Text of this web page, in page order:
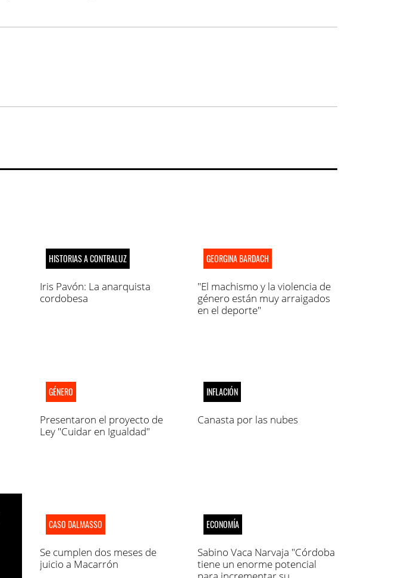
HISTORIAS A CONTRALUZ
Iris Pavón: La anarquista
cordobesa
GEORGINA BARDACH
"El machismo y la violencia de
género están muy arraigados
en el deporte"
GÉNERO
Presentaron el proyecto de
Ley "Cuidar en Igualdad"
INFLACIÓN
Canasta por las nubes
CASO DALMASSO
Se cumplen dos meses de
juicio a Macarrón
ECONOMÍA
Sabino Vaca Narvaja "Córdoba
tiene un enorme potencial